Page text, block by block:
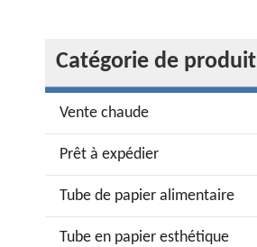
Catégorie de produit
Vente chaude
Prêt à expédier
Tube de papier alimentaire
Tube en papier esthétique